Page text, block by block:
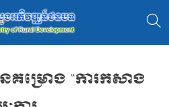
គម្រោង “ការកសាង